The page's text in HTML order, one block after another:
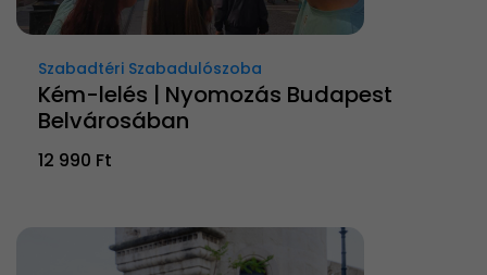
Szabadtéri Szabadulószoba
Kém-lelés | Nyomozás Budapest
Belvárosában
12 990 Ft